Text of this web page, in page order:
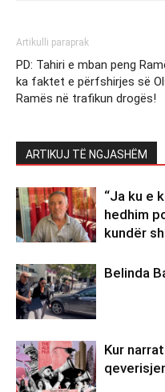
Artikulli paraprak
PD: Tahiri e mban peng
ka faktet e përfshirjes së
Ramës në trafikun drogës!
ARTIKUJ TË NGJASHËM
“Ja ku e
hedhim
kundër
Belinda
Kur